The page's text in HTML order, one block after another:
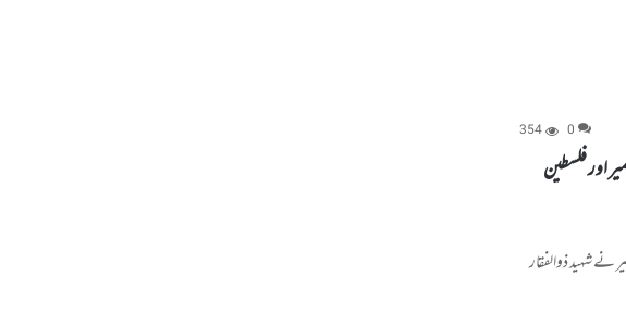
0
354
اور فلسطین
نے شہید ذوالفقار